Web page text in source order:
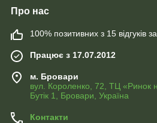
Про нас
100% позитивних з 15 відгуків за
Працює з 17.07.2012
м. Бровари
вул. Короленко, 72, ТЦ «Ринок
Бутік 1, Бровари, Україна
Контакти